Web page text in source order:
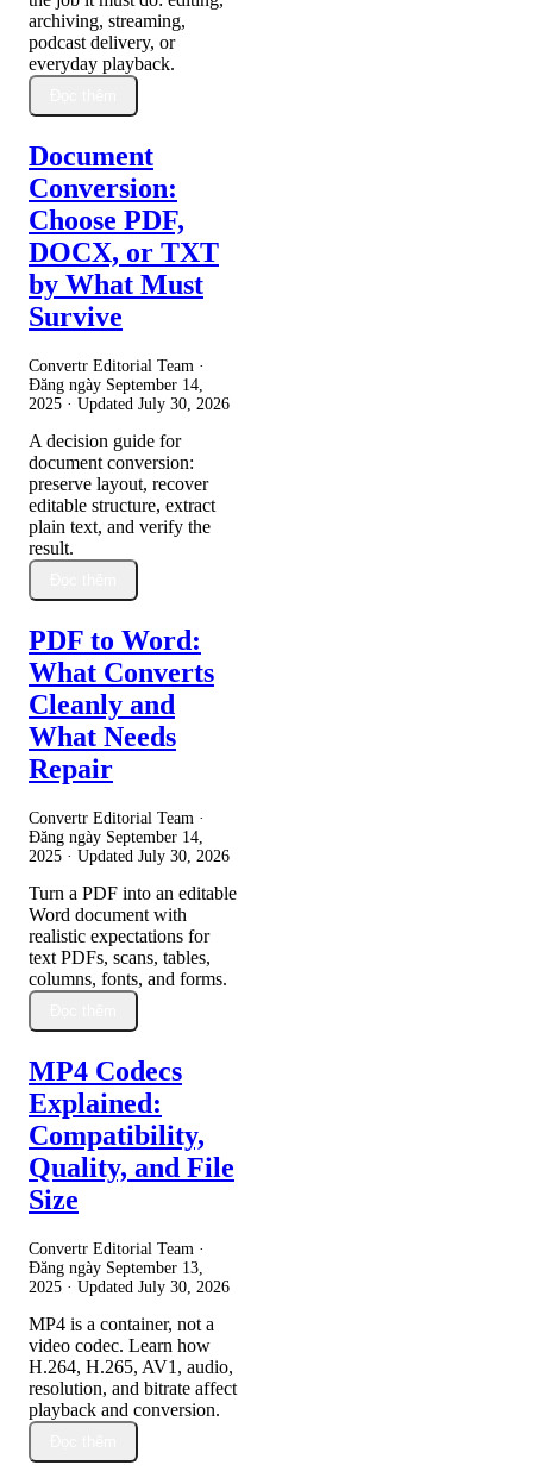
archiving, streaming,
podcast delivery, or
everyday playback.
Document
Conversion:
Choose PDF,
DOCX, or TXT
by What Must
Survive
Convertr Editorial Team ·
Đăng ngày September 14,
2025 · Updated July 30, 2026
A decision guide for
document conversion:
preserve layout, recover
editable structure, extract
plain text, and verify the
result.
PDF to Word:
What Converts
Cleanly and
What Needs
Repair
Convertr Editorial Team ·
Đăng ngày September 14,
2025 · Updated July 30, 2026
Turn a PDF into an editable
Word document with
realistic expectations for
text PDFs, scans, tables,
columns, fonts, and forms.
MP4 Codecs
Explained:
Compatibility,
Quality, and File
Size
Convertr Editorial Team ·
Đăng ngày September 13,
2025 · Updated July 30, 2026
MP4 is a container, not a
video codec. Learn how
H.264, H.265, AV1, audio,
resolution, and bitrate affect
playback and conversion.